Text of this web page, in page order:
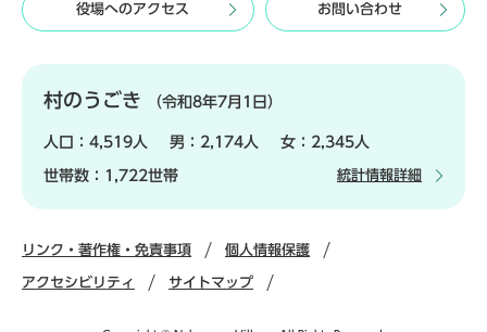
役場へのアクセス お問い合わせ
村のうごき （令和8年7月1日）
人口： 4,519人 男： 2,174人 女： 2,345人
世帯数： 1,722世帯 統計情報詳細
リンク・著作権・免責事項 個人情報保護
アクセシビリティ サイトマップ